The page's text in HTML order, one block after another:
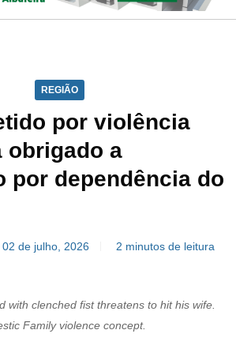
REGIÃO
por violência
obrigado a
por dependência do
02 de julho, 2026 2 minutos de leitura
with clenched fist threatens to hit his wife.
Family violence concept.